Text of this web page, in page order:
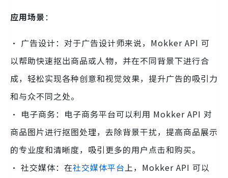
应用场景：
· 广告设计：对于广告设计师来说，Mokker API 可
以帮助快速抠出商品或人物，并在不同背景下进行合
成，轻松实现各种创意和视觉效果，提升广告的吸引力
和与众不同之处。
· 电子商务：电子商务平台可以利用 Mokker API 对
商品图片进行抠图处理，去除背景干扰，提高商品展示
的专业度和清晰度，吸引更多的用户点击和购买。
· 社交媒体：在社交媒体平台 上，Mokker API 可以